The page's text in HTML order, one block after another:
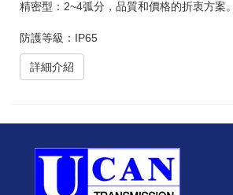
精密型：2~4弧分，品質和價格的折衷方案。
防護等級：IP65
詳細介紹